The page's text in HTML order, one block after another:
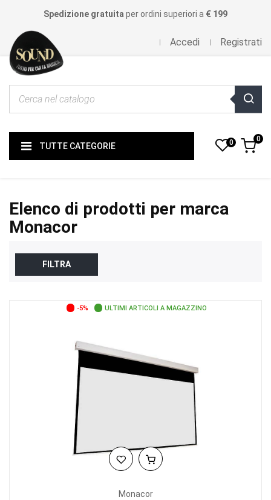
Spedizione gratuita per ordini superiori a € 199
Accedi Registrati
TUTTE CATEGORIE 0 0
Elenco di prodotti per marca
Monacor
FILTRA
-5% ULTIMI ARTICOLI A MAGAZZINO
Monacor